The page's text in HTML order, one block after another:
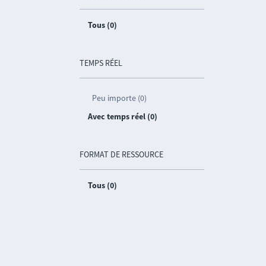
Tous (0)
TEMPS RÉEL
Peu importe (0)
Avec temps réel (0)
FORMAT DE RESSOURCE
Tous (0)